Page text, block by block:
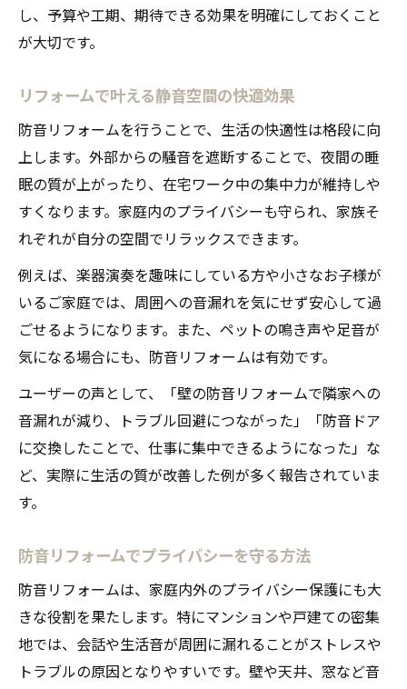
し、予算や工期、期待できる効果を明確にしておくこと
が大切です。
リフォームで叶える静音空間の快適効果
防音リフォームを行うことで、生活の快適性は格段に向
上します。外部からの騒音を遮断することで、夜間の睡
眠の質が上がったり、在宅ワーク中の集中力が維持しや
すくなります。家庭内のプライバシーも守られ、家族そ
れぞれが自分の空間でリラックスできます。
例えば、楽器演奏を趣味にしている方や小さなお子様が
いるご家庭では、周囲への音漏れを気にせず安心して過
ごせるようになります。また、ペットの鳴き声や足音が
気になる場合にも、防音リフォームは有効です。
ユーザーの声として、「壁の防音リフォームで隣家への
音漏れが減り、トラブル回避につながった」「防音ドア
に交換したことで、仕事に集中できるようになった」な
ど、実際に生活の質が改善した例が多く報告されていま
す。
防音リフォームでプライバシーを守る方法
防音リフォームは、家庭内外のプライバシー保護にも大
きな役割を果たします。特にマンションや戸建ての密集
地では、会話や生活音が周囲に漏れることがストレスや
トラブルの原因となりやすいです。壁や天井、窓など音